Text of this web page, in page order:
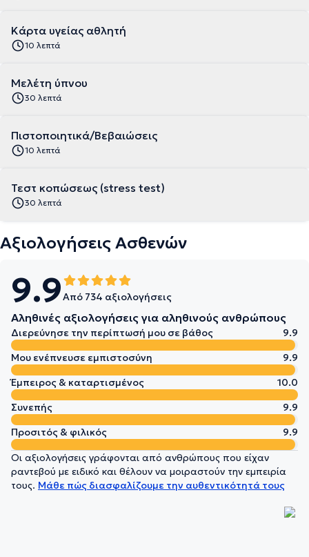
Κάρτα υγείας αθλητή
10 λεπτά
Μελέτη ύπνου
30 λεπτά
Πιστοποιητικά/Βεβαιώσεις
10 λεπτά
Τεστ κοπώσεως (stress test)
30 λεπτά
Αξιολογήσεις Ασθενών
9.9Από 734 αξιολογήσεις
Αληθινές αξιολογήσεις για αληθινούς ανθρώπους
Διερεύνησε την περίπτωσή μου σε βάθος
9.9
Μου ενέπνευσε εμπιστοσύνη
9.9
Έμπειρος & καταρτισμένος
10.0
Συνεπής
9.9
Προσιτός & φιλικός
9.9
Οι αξιολογήσεις γράφονται από ανθρώπους που είχαν
ραντεβού με ειδικό και θέλουν να μοιραστούν την εμπειρία
τους. Μάθε πώς διασφαλίζουμε την αυθεντικότητά τους